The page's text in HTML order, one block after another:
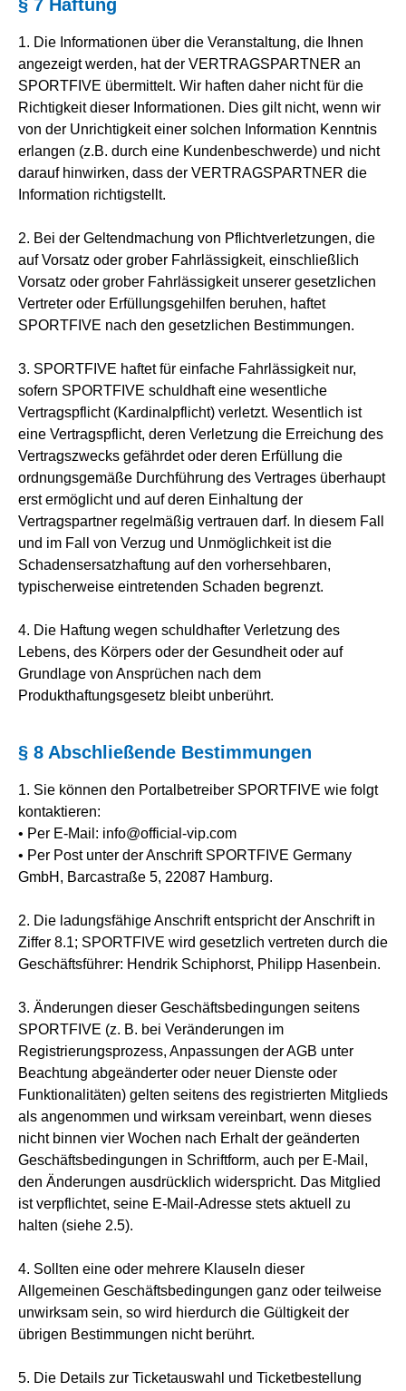
§ 7 Haftung
1. Die Informationen über die Veranstaltung, die Ihnen
angezeigt werden, hat der VERTRAGSPARTNER an
SPORTFIVE übermittelt. Wir haften daher nicht für die
Richtigkeit dieser Informationen. Dies gilt nicht, wenn wir
von der Unrichtigkeit einer solchen Information Kenntnis
erlangen (z.B. durch eine Kundenbeschwerde) und nicht
darauf hinwirken, dass der VERTRAGSPARTNER die
Information richtigstellt.
2. Bei der Geltendmachung von Pflichtverletzungen, die
auf Vorsatz oder grober Fahrlässigkeit, einschließlich
Vorsatz oder grober Fahrlässigkeit unserer gesetzlichen
Vertreter oder Erfüllungsgehilfen beruhen, haftet
SPORTFIVE nach den gesetzlichen Bestimmungen.
3. SPORTFIVE haftet für einfache Fahrlässigkeit nur,
sofern SPORTFIVE schuldhaft eine wesentliche
Vertragspflicht (Kardinalpflicht) verletzt. Wesentlich ist
eine Vertragspflicht, deren Verletzung die Erreichung des
Vertragszwecks gefährdet oder deren Erfüllung die
ordnungsgemäße Durchführung des Vertrages überhaupt
erst ermöglicht und auf deren Einhaltung der
Vertragspartner regelmäßig vertrauen darf. In diesem Fall
und im Fall von Verzug und Unmöglichkeit ist die
Schadensersatzhaftung auf den vorhersehbaren,
typischerweise eintretenden Schaden begrenzt.
4. Die Haftung wegen schuldhafter Verletzung des
Lebens, des Körpers oder der Gesundheit oder auf
Grundlage von Ansprüchen nach dem
Produkthaftungsgesetz bleibt unberührt.
§ 8 Abschließende Bestimmungen
1. Sie können den Portalbetreiber SPORTFIVE wie folgt
kontaktieren:
• Per E-Mail: info@official-vip.com
• Per Post unter der Anschrift SPORTFIVE Germany
GmbH, Barcastraße 5, 22087 Hamburg.
2. Die ladungsfähige Anschrift entspricht der Anschrift in
Ziffer 8.1; SPORTFIVE wird gesetzlich vertreten durch die
Geschäftsführer: Hendrik Schiphorst, Philipp Hasenbein.
3. Änderungen dieser Geschäftsbedingungen seitens
SPORTFIVE (z. B. bei Veränderungen im
Registrierungsprozess, Anpassungen der AGB unter
Beachtung abgeänderter oder neuer Dienste oder
Funktionalitäten) gelten seitens des registrierten Mitglieds
als angenommen und wirksam vereinbart, wenn dieses
nicht binnen vier Wochen nach Erhalt der geänderten
Geschäftsbedingungen in Schriftform, auch per E-Mail,
den Änderungen ausdrücklich widerspricht. Das Mitglied
ist verpflichtet, seine E-Mail-Adresse stets aktuell zu
halten (siehe 2.5).
4. Sollten eine oder mehrere Klauseln dieser
Allgemeinen Geschäftsbedingungen ganz oder teilweise
unwirksam sein, so wird hierdurch die Gültigkeit der
übrigen Bestimmungen nicht berührt.
5. Die Details zur Ticketauswahl und Ticketbestellung